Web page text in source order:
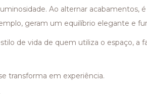
Ao alternar acabamentos,
geram um equilíbrio elegante e
de vida de quem utiliza o espaço, a
transforma em experiência.